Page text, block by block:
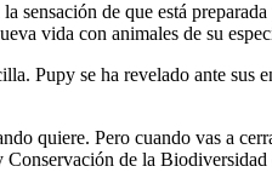
sensación de que está
vida con animales de su
Pupy se ha revelado ante
quiere. Pero cuando vas a
de la